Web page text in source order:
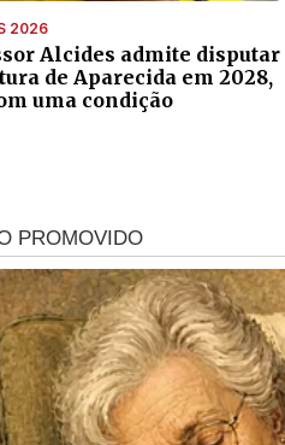
2026
Alcides admite disputar
de Aparecida em 2028,
uma condição